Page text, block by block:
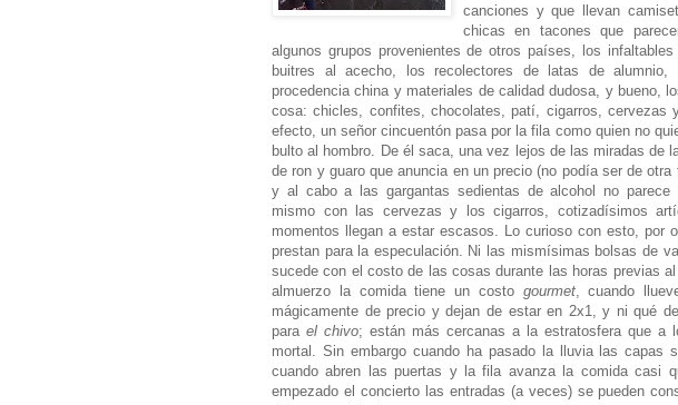
canciones y que llevan
chicas en tacones que
algunos grupos provenientes de otros países, los
buitres al acecho, los recolectores de latas de
procedencia china y materiales de calidad dudosa, y bueno,
cosa: chicles, confites, chocolates, patí, cigarros, cervezas
efecto, un señor cincuentón pasa por la fila como quien no
bulto al hombro. De él saca, una vez lejos de las miradas de
de ron y guaro que anuncia en un precio (no podía ser de
y al cabo a las gargantas sedientas de alcohol no parece
mismo con las cervezas y los cigarros, cotizadísimos
momentos llegan a estar escasos. Lo curioso con esto, por
prestan para la especulación. Ni las mismísimas bolsas de
sucede con el costo de las cosas durante las horas previas
almuerzo la comida tiene un costo gourmet, cuando
mágicamente de precio y dejan de estar en 2x1, y ni qué
para el chivo; están más cercanas a la estratosfera que a
mortal. Sin embargo cuando ha pasado la lluvia las capas
cuando abren las puertas y la fila avanza la comida casi
empezado el concierto las entradas (a veces) se pueden